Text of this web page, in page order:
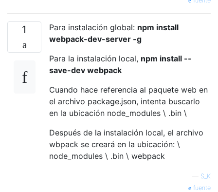
1 Para instalación global: npm install
webpack-dev-server -g
Para la instalación local, npm install --
save-dev webpack
Cuando hace referencia al paquete web en
el archivo package.json, intenta buscarlo
en la ubicación node_modules \ .bin \
Después de la instalación local, el archivo
wbpack se creará en la ubicación: \
node_modules \ .bin \ webpack
— S_K
fuente